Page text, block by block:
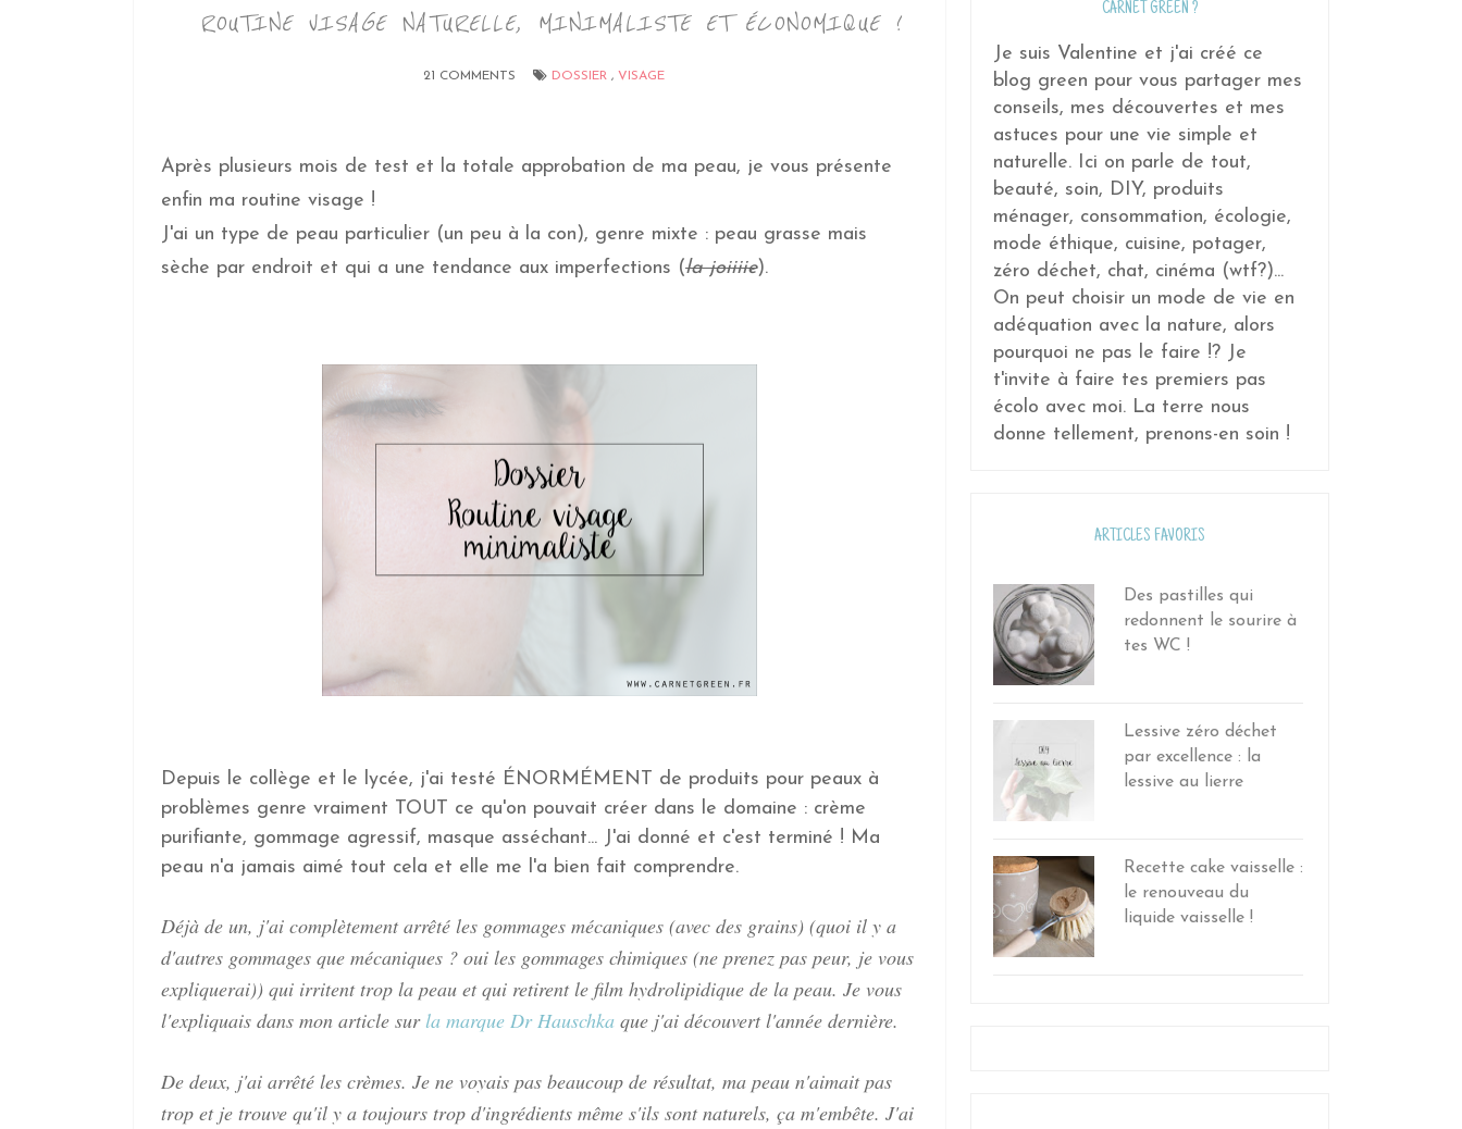
ROUTINE VISAGE NATURELLE, MINIMALISTE ET ÉCONOMIQUE !
21 COMMENTS DOSSIER , VISAGE
Après plusieurs mois de test et la totale approbation de ma peau, je vous présente
enfin ma routine visage !
J'ai un type de peau particulier (un peu à la con), genre mixte : peau grasse mais
sèche par endroit et qui a une tendance aux imperfections (la joiiiie).
Depuis le collège et le lycée, j'ai testé ÉNORMÉMENT de produits pour peaux à
problèmes genre vraiment TOUT ce qu'on pouvait créer dans le domaine : crème
purifiante, gommage agressif, masque asséchant... J'ai donné et c'est terminé ! Ma
peau n'a jamais aimé tout cela et elle me l'a bien fait comprendre.
Déjà de un, j'ai complètement arrêté les gommages mécaniques (avec des grains) (quoi il y a
d'autres gommages que mécaniques ? oui les gommages chimiques (ne prenez pas peur, je vous
expliquerai)) qui irritent trop la peau et qui retirent le film hydrolipidique de la peau. Je vous
l'expliquais dans mon article sur la marque Dr Hauschka que j'ai découvert l'année dernière.
De deux, j'ai arrêté les crèmes. Je ne voyais pas beaucoup de résultat, ma peau n'aimait pas
trop et je trouve qu'il y a toujours trop d'ingrédients même s'ils sont naturels, ça m'embête. J'ai
CARNET GREEN ?
Je suis Valentine et j'ai créé ce
blog green pour vous partager mes
conseils, mes découvertes et mes
astuces pour une vie simple et
naturelle. Ici on parle de tout,
beauté, soin, DIY, produits
ménager, consommation, écologie,
mode éthique, cuisine, potager,
zéro déchet, chat, cinéma (wtf?)...
On peut choisir un mode de vie en
adéquation avec la nature, alors
pourquoi ne pas le faire !? Je
t'invite à faire tes premiers pas
écolo avec moi. La terre nous
donne tellement, prenons-en soin !
ARTICLES FAVORIS
Des pastilles qui
redonnent le sourire à
tes WC !
Lessive zéro déchet
par excellence : la
lessive au lierre
Recette cake vaisselle :
le renouveau du
liquide vaisselle !